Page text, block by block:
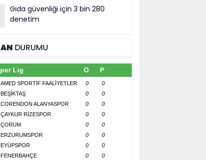
Gıda güvenliği için 3 bin 280
denetim
DURUMU
Lig O P
AMED SPORTİF FAALİYETLER 0
0
BEŞİKTAŞ 0
0
CORENDON ALANYASPOR 0
0
ÇAYKUR RİZESPOR 0
0
ÇORUM 0
0
ERZURUMSPOR 0
0
EYÜPSPOR 0
0
FENERBAHÇE 0
0